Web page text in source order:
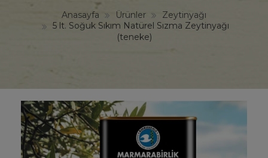
Anasayfa Ürünler
Zeytinyağı
5 lt. Soğuk Sıkım Natürel Sızma Zeytinyağı
(teneke)